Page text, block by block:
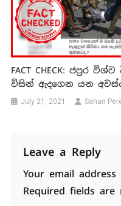
FACT CHECK: ජපුර
විසින් ඇදගෙන යන
July 21, 2021 Sahan
Leave a Reply
Your email
Required fields are